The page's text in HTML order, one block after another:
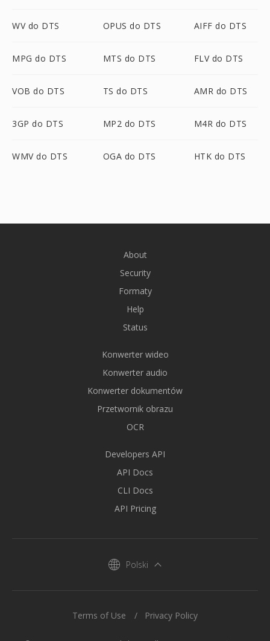
WV do DTS OPUS do DTS AIFF do DTS
MPG do DTS MTS do DTS FLV do DTS
VOB do DTS TS do DTS AMR do DTS
3GP do DTS MP2 do DTS M4R do DTS
WMV do DTS OGA do DTS HTK do DTS
About
Security
Formaty
Help
Status
Konwerter wideo
Konwerter audio
Konwerter dokumentów
Przetwornik obrazu
OCR
Developers API
API Docs
CLI Docs
API Pricing
Polski
Terms of Use Privacy Policy